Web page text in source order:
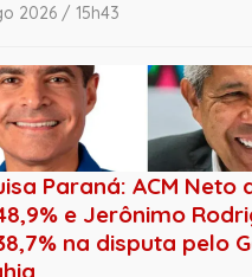
2026 / 15h43
Paraná: ACM Neto
e Jerônimo
na disputa pelo